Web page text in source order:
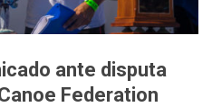
ante disputa
Federation